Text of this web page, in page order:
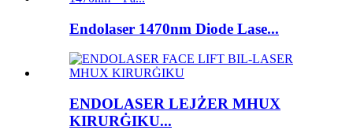
Endolaser 1470nm Diode Lase...
ENDOLASER LEJŻER MHUX
KIRURĠIKU...